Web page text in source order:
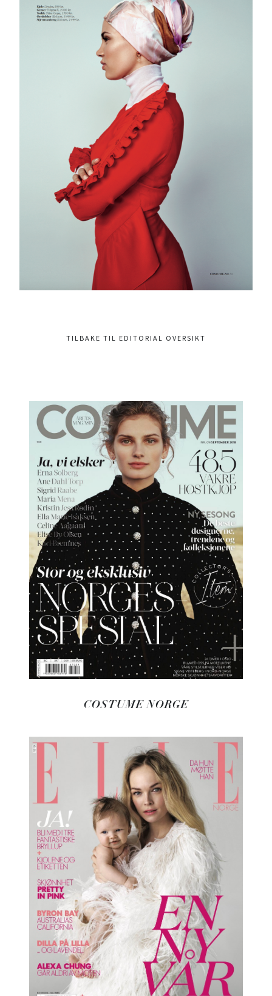
TILBAKE TIL EDITORIAL OVERSIKT
COSTUME NORGE